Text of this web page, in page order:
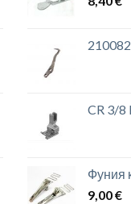
CR 3/8
Фуния
9,00€